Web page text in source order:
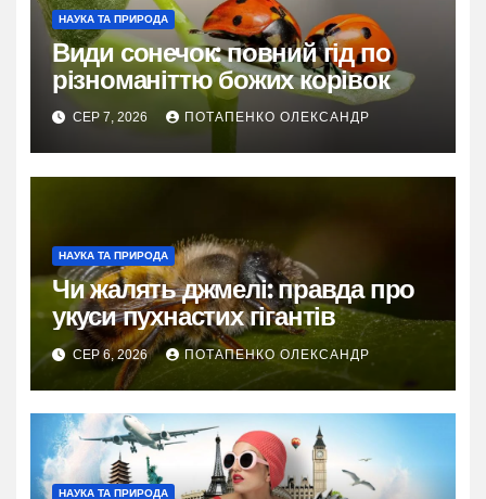
НАУКА ТА ПРИРОДА
Види сонечок: повний гід по
різноманіттю божих корівок
СЕР 7, 2026 ПОТАПЕНКО ОЛЕКСАНДР
НАУКА ТА ПРИРОДА
Чи жалять джмелі: правда про
укуси пухнастих гігантів
СЕР 6, 2026 ПОТАПЕНКО ОЛЕКСАНДР
НАУКА ТА ПРИРОДА